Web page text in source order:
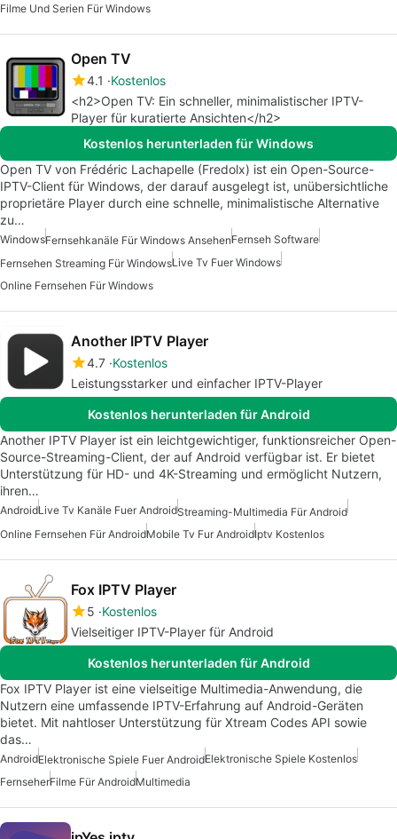
Filme Und Serien Für Windows
Open TV
4.1
Kostenlos
<h2>Open TV: Ein schneller, minimalistischer IPTV-
Player für kuratierte Ansichten</h2>
Kostenlos herunterladen für Windows
Open TV von Frédéric Lachapelle (Fredolx) ist ein Open-Source-
IPTV-Client für Windows, der darauf ausgelegt ist, unübersichtliche
proprietäre Player durch eine schnelle, minimalistische Alternative
zu…
WindowsFernsehkanäle Für Windows AnsehenFernseh Software
Fernsehen Streaming Für WindowsLive Tv Fuer Windows
Online Fernsehen Für Windows
Another IPTV Player
4.7 Kostenlos
Leistungsstarker und einfacher IPTV-Player
Kostenlos herunterladen für Android
Another IPTV Player ist ein leichtgewichtiger, funktionsreicher Open-
Source-Streaming-Client, der auf Android verfügbar ist. Er bietet
Unterstützung für HD- und 4K-Streaming und ermöglicht Nutzern,
ihren…
AndroidLive Tv Kanäle Fuer AndroidStreaming-Multimedia Für Android
Online Fernsehen Für AndroidMobile Tv Fur AndroidIptv Kostenlos
Fox IPTV Player
5 Kostenlos
Vielseitiger IPTV-Player für Android
Kostenlos herunterladen für Android
Fox IPTV Player ist eine vielseitige Multimedia-Anwendung, die
Nutzern eine umfassende IPTV-Erfahrung auf Android-Geräten
bietet. Mit nahtloser Unterstützung für Xtream Codes API sowie
das…
AndroidElektronische Spiele Fuer AndroidElektronische Spiele Kostenlos
FernseherFilme Für AndroidMultimedia